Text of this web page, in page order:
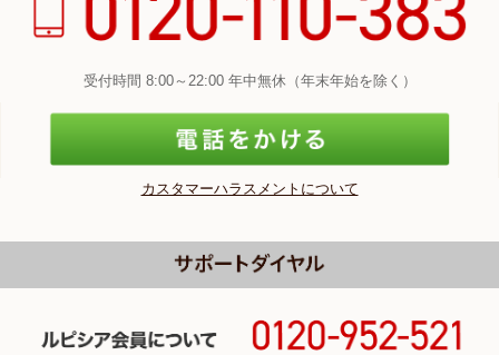
受付時間 8:00～22:00 年中無休（年末年始を除く）
カスタマーハラスメントについて